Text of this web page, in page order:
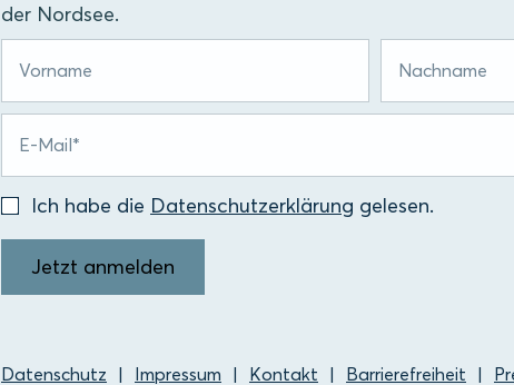
der Nordsee.
Ich habe die Datenschutzerklärung gelesen.
Jetzt anmelden
Datenschutz Impressum Kontakt Barrierefreiheit